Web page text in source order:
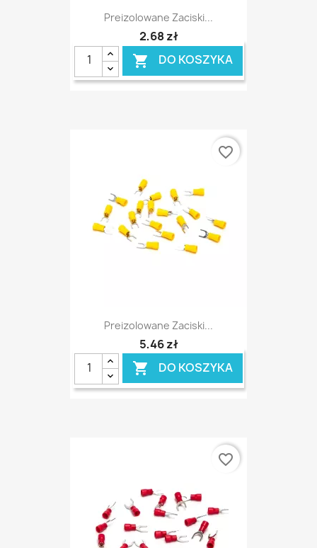
Preizolowane Zaciski...
2,68 zł
 DO KOSZYKA
Preizolowane Zaciski...
5,46 zł
 DO KOSZYKA
favorite_border
favorite_border